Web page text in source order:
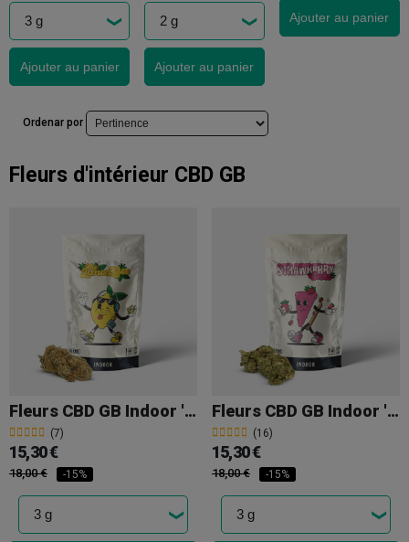
Ajouter au panier Ajouter au panier
Ajouter au panier
Ordenar por
Fleurs d'intérieur CBD GB
Fleurs CBD GB Indoor 'The Lemon Tree'
(7)
15,30 €
18,00 € -15%
Fleurs CBD GB Indoor 'Strawberry Cake'
(16)
15,30 €
18,00 € -15%